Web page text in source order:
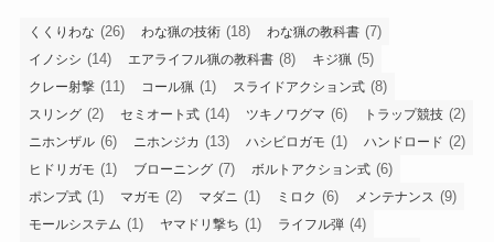
くくりわな (26) わな猟の技術 (18) わな猟の教科書 (7)
イノシシ (14) エアライフル猟の教科書 (8) キジ猟 (5)
クレー射撃 (11) コール猟 (1) スライドアクション式 (8)
スリング (2) セミオート式 (14) ツキノワグマ (6) トラップ競技 (2)
ニホンザル (6) ニホンジカ (13) ハシビロガモ (1) ハンドロード (2)
ヒドリガモ (1) ブローニング (7) ボルトアクション式 (6)
ポンプ式 (1) マガモ (2) マダニ (1) ミロク (6) メンテナンス (9)
モールシステム (1) ヤマドリ撃ち (1) ライフル弾 (4)